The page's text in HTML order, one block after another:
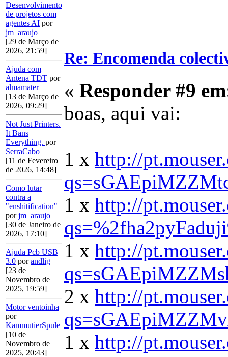
Desenvolvimento
de projetos com
agentes AI por
jm_araujo
[29 de Março de
2026, 21:59]
Ajuda com
Antena TDT por
almamater
[13 de Março de
2026, 09:29]
Not Just Printers.
It Bans
Everything. por
SerraCabo
[11 de Fevereiro
de 2026, 14:48]
Como lutar
contra a
"enshitification"
porjm_araujo
[30 de Janeiro de
2026, 17:10]
Ajuda Pcb USB
3.0 porandlig
[23 de
Novembro de
2025, 19:59]
Motor ventoinha
por
KammutierSpule
[10 de
Novembro de
2025, 20:43]
Re: Encomenda
« Responder #9
boas, aqui vai:
1 x http://
1 x http://
1 x http://
2 x http://
1 x http://